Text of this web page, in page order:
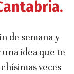
de semana y
una idea que te
veces